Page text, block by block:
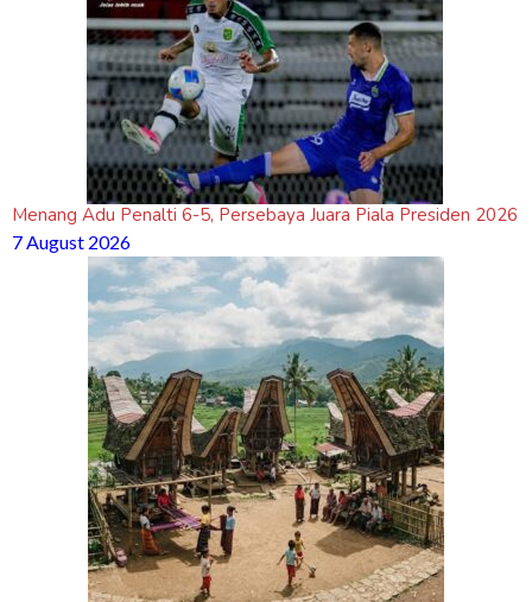
Menang Adu Penalti 6-5, Persebaya Juara Piala Presiden 2026
7 August 2026